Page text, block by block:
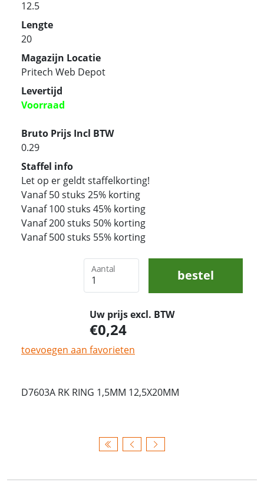
12.5
Lengte
20
Magazijn Locatie
Pritech Web Depot
Levertijd
Voorraad
Bruto Prijs Incl BTW
0.29
Staffel info
Let op er geldt staffelkorting!
Vanaf 50 stuks 25% korting
Vanaf 100 stuks 45% korting
Vanaf 200 stuks 50% korting
Vanaf 500 stuks 55% korting
Aantal bestel
Uw prijs excl. BTW
0,24
toevoegen aan favorieten
D7603A RK RING 1,5MM 12,5X20MM